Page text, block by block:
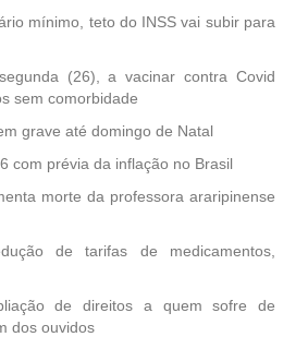
mínimo, teto do INSS vai subir para
(26), a vacinar contra Covid
sem comorbidade
grave até domingo de Natal
com prévia da inflação no Brasil
morte da professora araripinense
de tarifas de medicamentos,
de direitos a quem sofre de
dos ouvidos